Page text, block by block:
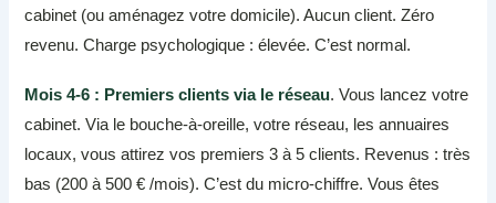
cabinet (ou aménagez votre domicile). Aucun client. Zéro
revenu. Charge psychologique : élevée. C’est normal.
Mois 4-6 : Premiers clients via le réseau. Vous lancez votre
cabinet. Via le bouche-à-oreille, votre réseau, les annuaires
locaux, vous attirez vos premiers 3 à 5 clients. Revenus : très
bas (200 à 500 € /mois). C’est du micro-chiffre. Vous êtes